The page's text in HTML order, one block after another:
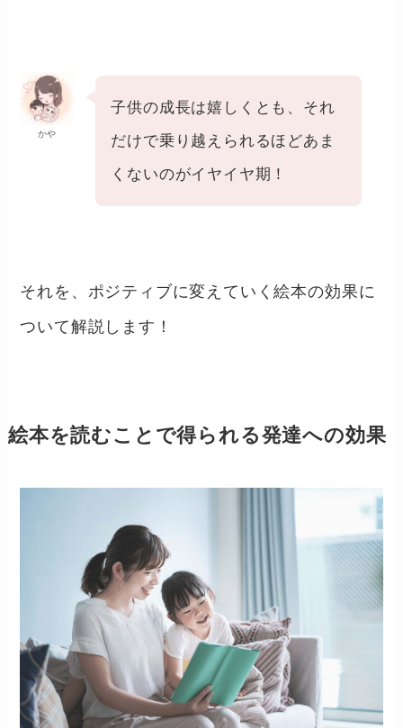
かや
子供の成長は嬉しくとも、それ
だけで乗り越えられるほどあま
くないのがイヤイヤ期！
それを、ポジティブに変えていく絵本の効果に
ついて解説します！
絵本を読むことで得られる発達への効果